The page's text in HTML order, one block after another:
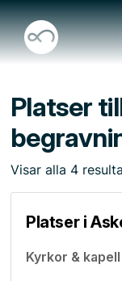
Platser
Visar alla 4
Platser i
Kyrkor & kapell